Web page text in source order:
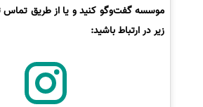
موسسه گفت‌وگو کنید و یا از طریق تماس
زیر در ارتباط باشید: